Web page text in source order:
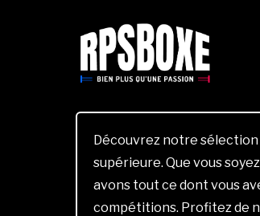
Découvrez notre sélection
supérieure. Que vous
avons tout ce dont vous
compétitions. Profitez de